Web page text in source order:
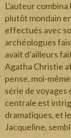
L'auteur
plutôt mondain
effectués avec
archéologues
avait d’ailleurs
Agatha Christie
pense, moi-
série de voyages
centrale est
dramatiques, et
Jacqueline,